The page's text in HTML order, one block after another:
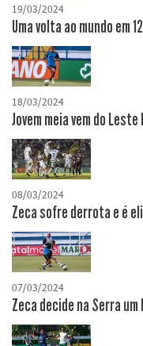
19/03/2024
Uma volta ao mundo em
18/03/2024
Jovem meia vem do
08/03/2024
Zeca sofre derrota e é
07/03/2024
Zeca decide na Serra